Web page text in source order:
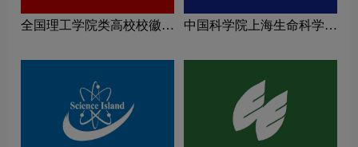
全国理工学院类高校校徽设
中国科学院上海生命科学研